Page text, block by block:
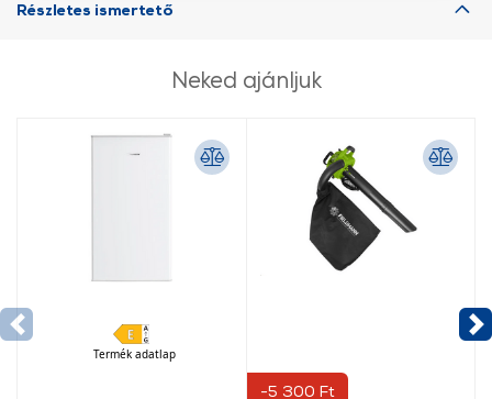
További információk:
Részletes ismertető
Neked ajánljuk
Termék adatlap
-5 300 Ft